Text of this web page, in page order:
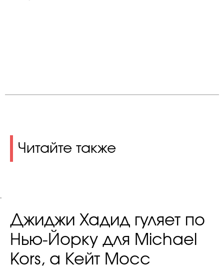
Читайте также
.
Джиджи Хадид гуляет по
Нью-Йорку для Michael
Kors, а Кейт Мосс